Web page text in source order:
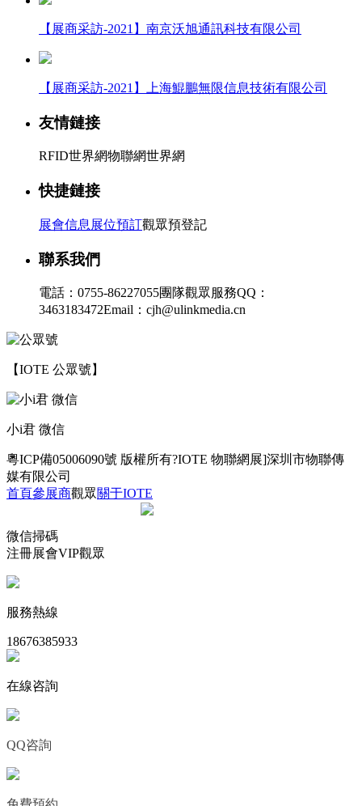
【展商采訪-2021】南京沃旭通訊科技有限公司
【展商采訪-2021】上海鯤鵬無限信息技術有限公司
友情鏈接
RFID世界網物聯網世界網
快捷鏈接
展會信息 展位預訂觀眾預登記
聯系我們
電話：0755-86227055團隊觀眾服務QQ：
3463183472Email：cjh@ulinkmedia.cn
【IOTE 公眾號】
小i君 微信
粵ICP備05006090號 版權所有?IOTE 物聯網展]深圳市物聯傳
媒有限公司
首頁參展商觀眾關于IOTE
微信掃碼
注冊展會VIP觀眾
服務熱線
18676385933
在線咨詢
QQ咨詢